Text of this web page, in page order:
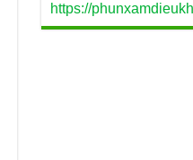
https://